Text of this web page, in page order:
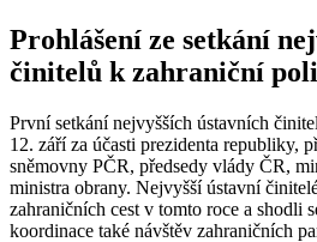
Prohlášení ze setkání
činitelů k zahraniční
První setkání nejvyšších ústavních
12. září za účasti prezidenta republiky,
sněmovny PČR, předsedy vlády ČR,
ministra obrany. Nejvyšší ústavní
zahraničních cest v tomto roce a shodli
koordinace také návštěv zahraničních